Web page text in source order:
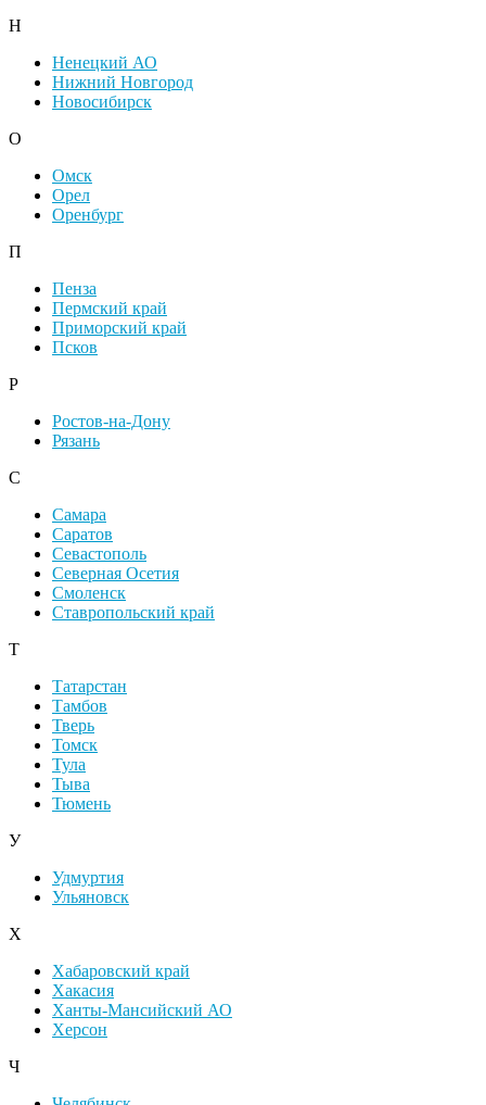
Н
Ненецкий АО
Нижний Новгород
Новосибирск
О
Омск
Орел
Оренбург
П
Пенза
Пермский край
Приморский край
Псков
Р
Ростов-на-Дону
Рязань
С
Самара
Саратов
Севастополь
Северная Осетия
Смоленск
Ставропольский край
Т
Татарстан
Тамбов
Тверь
Томск
Тула
Тыва
Тюмень
У
Удмуртия
Ульяновск
Х
Хабаровский край
Хакасия
Ханты-Мансийский АО
Херсон
Ч